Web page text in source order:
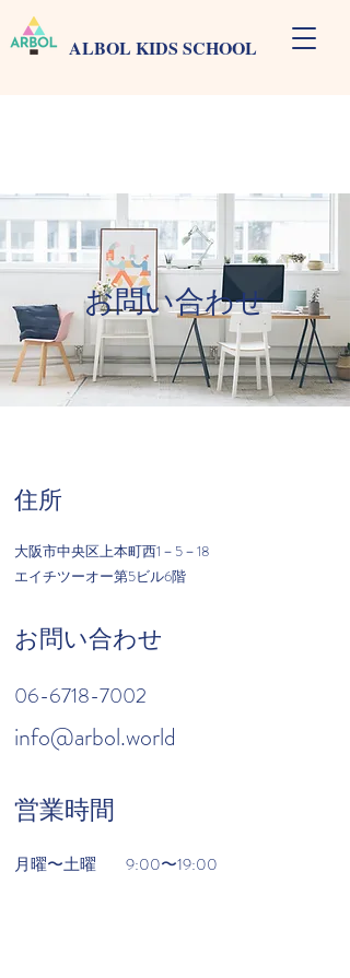
ALBOL KIDS SCHOOL
お問い合わせ
住所
大阪市中央区上本町西1－5－18
​エイチツーオー第5ビル6階
お問い合わせ
06-6718-7002
info@arbol.world
営業時間
月曜〜土曜 ​9:00〜19:00